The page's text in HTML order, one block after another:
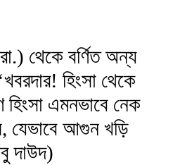
থেকে বর্ণিত অন্য
হিংসা থেকে
হিংসা এমনভাবে নেক
যেভাবে আগুন খড়ি
দাউদ)